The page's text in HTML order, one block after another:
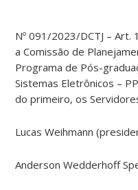
Nº 091/2023/DCTJ – Art.
a Comissão de
Programa de Pós-
Sistemas Eletrônicos –
do primeiro, os
Lucas Weihmann
Anderson Wedderhoff